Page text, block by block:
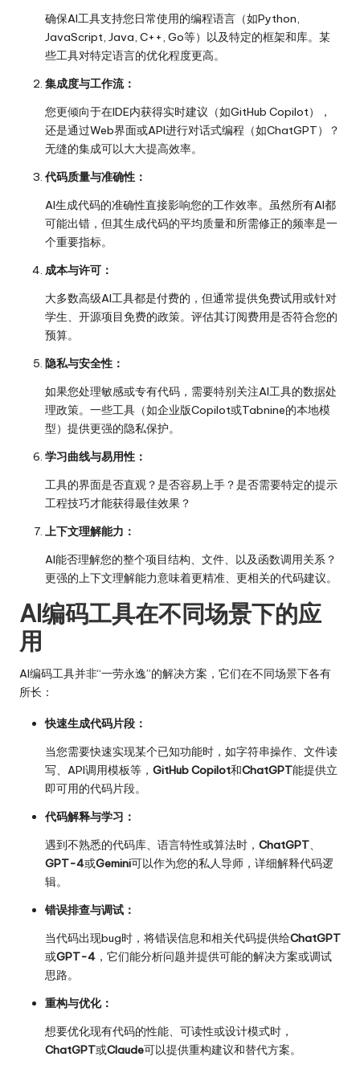
确保AI工具支持您日常使用的编程语言（如Python,
JavaScript, Java, C++, Go等）以及特定的框架和库。某
些工具对特定语言的优化程度更高。
集成度与工作流：
您更倾向于在IDE内获得实时建议（如GitHub Copilot），
还是通过Web界面或API进行对话式编程（如ChatGPT）？
无缝的集成可以大大提高效率。
代码质量与准确性：
AI生成代码的准确性直接影响您的工作效率。虽然所有AI都
可能出错，但其生成代码的平均质量和所需修正的频率是一
个重要指标。
成本与许可：
大多数高级AI工具都是付费的，但通常提供免费试用或针对
学生、开源项目免费的政策。评估其订阅费用是否符合您的
预算。
隐私与安全性：
如果您处理敏感或专有代码，需要特别关注AI工具的数据处
理政策。一些工具（如企业版Copilot或Tabnine的本地模
型）提供更强的隐私保护。
学习曲线与易用性：
工具的界面是否直观？是否容易上手？是否需要特定的提示
工程技巧才能获得最佳效果？
上下文理解能力：
AI能否理解您的整个项目结构、文件、以及函数调用关系？
更强的上下文理解能力意味着更精准、更相关的代码建议。
AI编码工具在不同场景下的应
用
AI编码工具并非“一劳永逸”的解决方案，它们在不同场景下各有
所长：
快速生成代码片段：
当您需要快速实现某个已知功能时，如字符串操作、文件读
写、API调用模板等， GitHub Copilot和ChatGPT能提供立
即可用的代码片段。
代码解释与学习：
遇到不熟悉的代码库、语言特性或算法时， ChatGPT、
GPT-4或Gemini可以作为您的私人导师，详细解释代码逻
辑。
错误排查与调试：
当代码出现bug时，将错误信息和相关代码提供给ChatGPT
或GPT-4 ，它们能分析问题并提供可能的解决方案或调试
思路。
重构与优化：
想要优化现有代码的性能、可读性或设计模式时，
ChatGPT或Claude可以提供重构建议和替代方案。